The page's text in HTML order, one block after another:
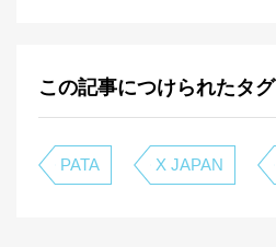
この記事につけられたタグ
PATA X JAPAN